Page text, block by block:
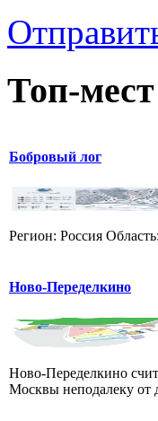
Топ-
Бобровый лог
Регион: Россия
Ново-Переделкино
Ново-Переделкино
Москвы неподалеку от